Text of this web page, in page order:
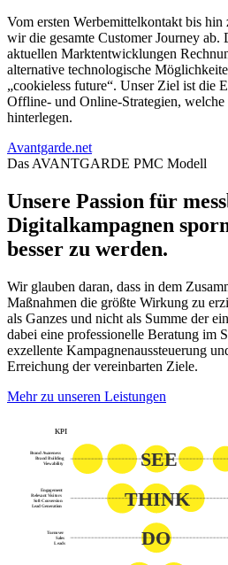
Vom ersten Werbemittelkontakt bis hin
wir die gesamte Customer Journey ab.
aktuellen Marktentwicklungen
alternative technologische
„cookieless future“. Unser Ziel ist die
Offline- und Online-Strategien,
hinterlegen.
Avantgarde.net
Das AVANTGARDE PMC Modell
Unsere Passion für
Digitalkampagnen
besser zu werden.
Wir glauben daran, dass in dem
Maßnahmen die größte Wirkung zu
als Ganzes und nicht als Summe der
dabei eine professionelle Beratung im
exzellente Kampagnenaussteuerung
Erreichung der vereinbarten Ziele.
Mehr zu unseren Leistungen
KPI
Brand Awareness
Brand Building
Viewability SEE
Engagement
Relevant Visitors
Soft-Conversion
Lead Generation
THINK
Turnover
Sales
Leads
DO